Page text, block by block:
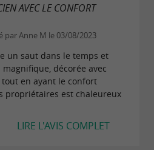
AVEC LE CONFORT
par Anne M le 03/08/2023
un saut dans le temps et
décorée avec
en ayant le confort
propriétaires est chaleureux
LIRE L'AVIS COMPLET